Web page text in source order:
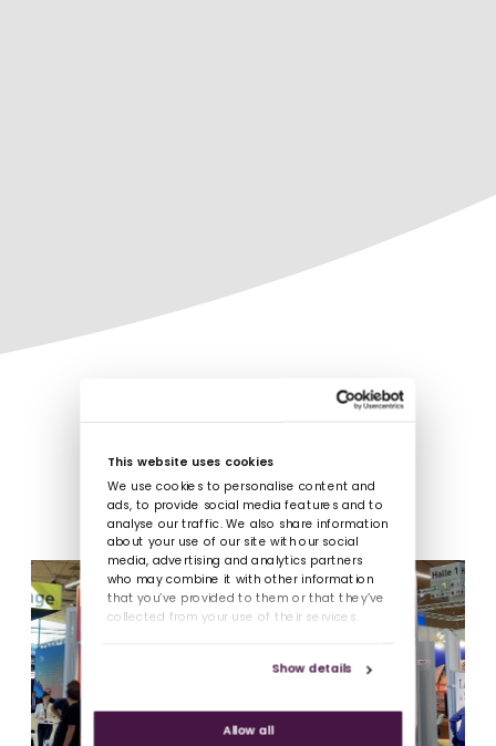
This website uses cookies
We use cookies to personalise content and
ads, to provide social media features and to
analyse our traffic. We also share information
about your use of our site with our social
media, advertising and analytics partners
who may combine it with other information
that you’ve provided to them or that they’ve
collected from your use of their services.
Show details
Allow all